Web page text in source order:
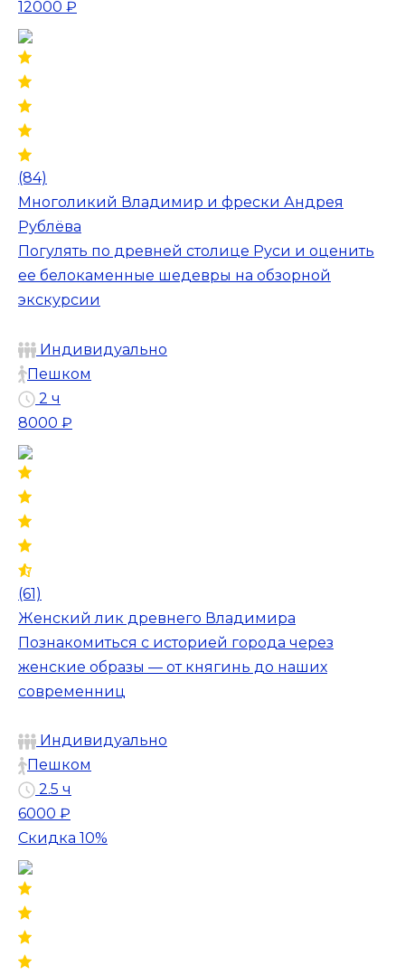
12000 ₽
(84)
Многоликий Владимир и фрески Андрея
Рублёва
Погулять по древней столице Руси и оценить
ее белокаменные шедевры на обзорной
экскурсии
Индивидуально
Пешком
2 ч
8000 ₽
(61)
Женский лик древнего Владимира
Познакомиться с историей города через
женские образы — от княгинь до наших
современниц
Индивидуально
Пешком
2.5 ч
6000 ₽
Скидка 10%